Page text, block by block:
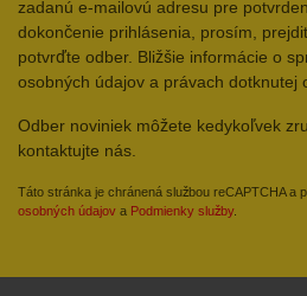
zadanú e-mailovú adresu pre
dokončenie prihlásenia, prosím,
potvrďte odber. Bližšie informácie o
osobných údajov a právach dotknutej
Odber noviniek môžete kedykoľvek
kontaktujte nás.
Táto stránka je chránená službou reCAPTCHA a
osobných údajov a Podmienky služby.